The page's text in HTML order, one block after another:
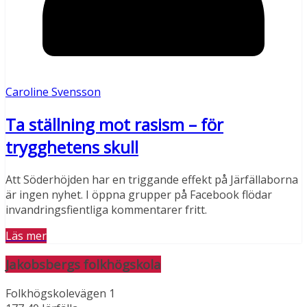
Caroline Svensson
Ta ställning mot rasism – för
trygghetens skull
Att Söderhöjden har en triggande effekt på Järfällaborna
är ingen nyhet. I öppna grupper på Facebook flödar
invandringsfientliga kommentarer fritt.
Läs mer
Jakobsbergs folkhögskola
Folkhögskolevägen 1